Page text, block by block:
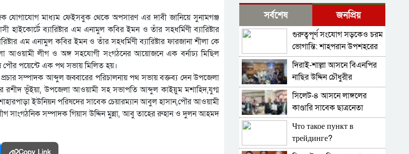
যোগাযোগ মাধ্যম ফেইসবুক থেকে অপসারণ এর দাবী জানিয়ে সুনামগঞ্জ
ব্যারিষ্টার এম এনামুল কবির ইমন ও তাঁর সহধর্মিণী ব্যারিষ্টার
এম এনামুল কবির ইমন ও তাঁর সহধর্মিণী ব্যারিষ্টার ফারজানা শীলা কে
আওয়ামী লীগ ও অঙ্গ সহযোগী সংগঠনের আয়োজনে এক বর্নাঢ্য মিছিল
পৌর পয়েন্টে এক পথ সভায় মিলিত হয়।
সম্পাদক আব্দুল জব্বারের পরিচালনায় পথ সভায় বক্তব্য দেন উপজেলা
রশীদ ভূঁইয়া, উপজেলা আওয়ামী সহ সভাপতি আব্দুল কাইয়ুম মশাহিদ,যুগ্ম
ইউনিয়ন পরিষদের সাবেক চেয়ারম্যান আবুল হাসান,পৌর আওয়ামী
সম্পাদক গিয়াস উদ্দিন মুন্না, আবু তাহের রুহান ও দুলন আহমদ
বাংলাদেশ জামায়াতে ইসলামীর
আমির ডা. শফিকুর রহমান
বলেছেন গণহত্যার বিচার
করতে হবে
নিখোঁজ সংবাদ
ই-সিম বাংলাদেশে পিছিয়ে
কেন?
দোয়ারায় স্বেচ্ছা সেবক লী গ
নেতাসহ যু বলীগ সদস্য
গ্রে*ফতার
শহীদ মিনারে চাকরিচ্যুত
বিডিআর সদস্যদের অবস্থান
সর্বশেষ জনপ্রিয়
গুরুত্বপূর্ণ সংযোগ সড়কেও চরম
ভোগান্তি: শাহপরান উপশহরের
রাস্তাঘাট সংস্কারের দাবি
দিরাই-শাল্লা আসনে বিএনপির
নাছির উদ্দিন চৌধুরীর
মনোনয়নপত্র সংগ্রহ
সিলেট-৪ আসনে লাঙ্গলের
কাণ্ডারি সাবেক ছাত্রনেতা
মুজিবুর রহমান ডালিম
Что такое пункт в
трейдинге?